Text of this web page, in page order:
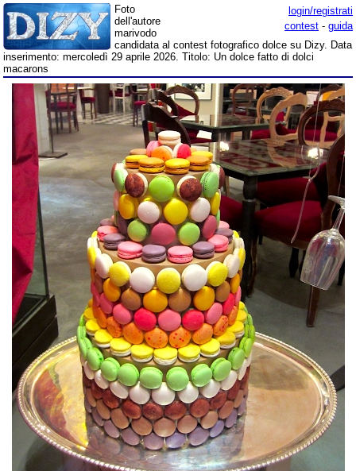
login/registrati
contest - guida
Foto
dell'autore
marivodo
candidata al contest fotografico dolce su Dizy. Data
inserimento: mercoledì 29 aprile 2026. Titolo: Un dolce fatto di dolci
macarons